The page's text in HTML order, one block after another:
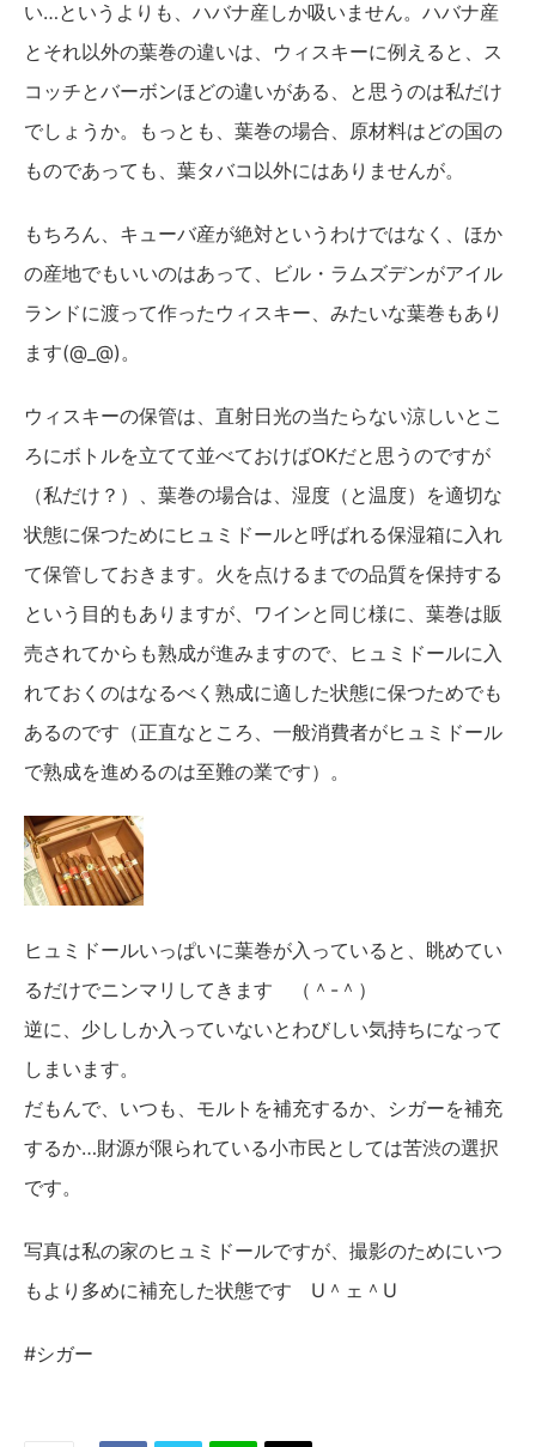
い…というよりも、ハバナ産しか吸いません。ハバナ産
とそれ以外の葉巻の違いは、ウィスキーに例えると、ス
コッチとバーボンほどの違いがある、と思うのは私だけ
でしょうか。もっとも、葉巻の場合、原材料はどの国の
ものであっても、葉タバコ以外にはありませんが。
もちろん、キューバ産が絶対というわけではなく、ほか
の産地でもいいのはあって、ビル・ラムズデンがアイル
ランドに渡って作ったウィスキー、みたいな葉巻もあり
ます(@_@)。
ウィスキーの保管は、直射日光の当たらない涼しいとこ
ろにボトルを立てて並べておけばOKだと思うのですが
（私だけ？）、葉巻の場合は、湿度（と温度）を適切な
状態に保つためにヒュミドールと呼ばれる保湿箱に入れ
て保管しておきます。火を点けるまでの品質を保持する
という目的もありますが、ワインと同じ様に、葉巻は販
売されてからも熟成が進みますので、ヒュミドールに入
れておくのはなるべく熟成に適した状態に保つためでも
あるのです（正直なところ、一般消費者がヒュミドール
で熟成を進めるのは至難の業です）。
ヒュミドールいっぱいに葉巻が入っていると、眺めてい
るだけでニンマリしてきます （＾-＾）
逆に、少ししか入っていないとわびしい気持ちになって
しまいます。
だもんで、いつも、モルトを補充するか、シガーを補充
するか…財源が限られている小市民としては苦渋の選択
です。
写真は私の家のヒュミドールですが、撮影のためにいつ
もより多めに補充した状態です U＾ェ＾U
#シガー